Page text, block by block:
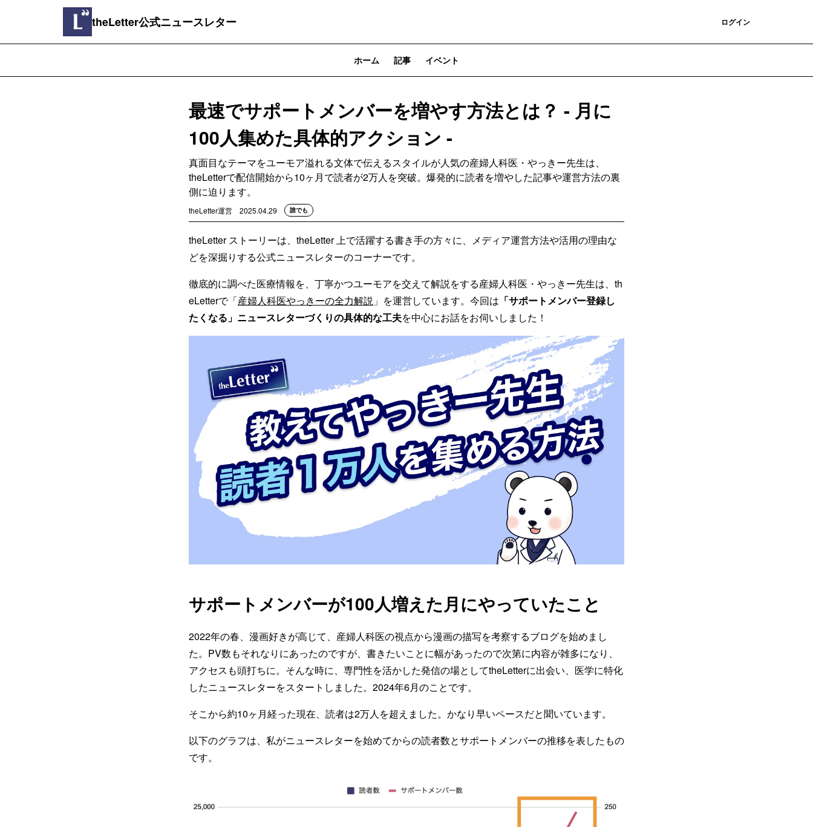
theLetter公式ニュースレター ログイン
ホーム 記事 イベント
最速でサポートメンバーを増やす方法とは？ - 月に
100人集めた具体的アクション -
真面目なテーマをユーモア溢れる文体で伝えるスタイルが人気の産婦人科医・やっきー先生は、
theLetterで配信開始から10ヶ月で読者が2万人を突破。爆発的に読者を増やした記事や運営方法の裏
側に迫ります。
theLetter運営 2025.04.29 誰でも
theLetter ストーリーは、theLetter 上で活躍する書き手の方々に、メディア運営方法や活用の理由な
どを深掘りする公式ニュースレターのコーナーです。
徹底的に調べた医療情報を、丁寧かつユーモアを交えて解説をする産婦人科医・やっきー先生は、th
eLetterで「産婦人科医やっきーの全力解説 」を運営しています。今回は 「サポートメンバー登録し
たくなる」ニュースレターづくりの具体的な工夫を中心にお話をお伺いしました！
サポートメンバーが100人増えた月にやっていたこと
2022年の春、漫画好きが高じて、産婦人科医の視点から漫画の描写を考察するブログを始めまし
た。PV数もそれなりにあったのですが、書きたいことに幅があったので次第に内容が雑多になり、
アクセスも頭打ちに。そんな時に、専門性を活かした発信の場としてtheLetterに出会い、医学に特化
したニュースレターをスタートしました。2024年6月のことです。
そこから約10ヶ月経った現在、読者は2万人を超えました。かなり早いペースだと聞いています。
以下のグラフは、私がニュースレターを始めてからの読者数とサポートメンバーの推移を表したもの
です。